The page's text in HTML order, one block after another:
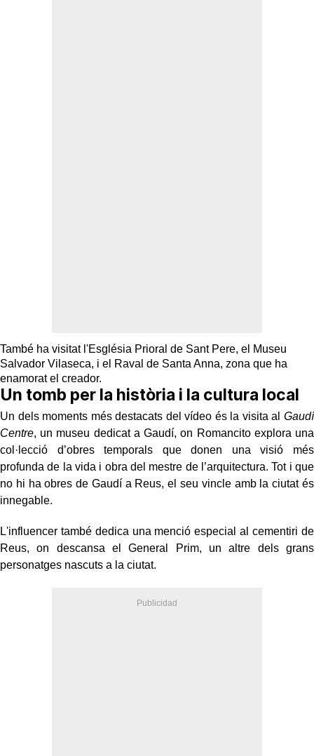
També ha visitat l'Església Prioral de Sant Pere, el Museu
Salvador Vilaseca, i el Raval de Santa Anna, zona que ha
enamorat el creador.
Un tomb per la història i la cultura local
Un dels moments més destacats del vídeo és la visita al Gaudí
Centre, un museu dedicat a Gaudí, on Romancito explora una
col·lecció d’obres temporals que donen una visió més
profunda de la vida i obra del mestre de l’arquitectura. Tot i que
no hi ha obres de Gaudí a Reus, el seu vincle amb la ciutat és
innegable.
L'influencer també dedica una menció especial al cementiri de
Reus, on descansa el General Prim, un altre dels grans
personatges nascuts a la ciutat.